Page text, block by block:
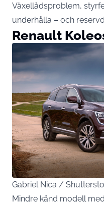
Växellådsproblem,
underhålla – och
Renault
Gabriel Nica /
Mindre känd modell